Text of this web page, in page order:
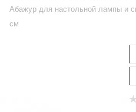
Абажур для настольной лампы и
см